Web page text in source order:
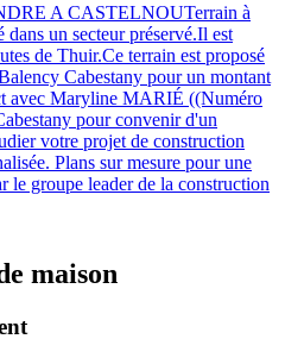
A CASTELNOUTerrain à
dans un secteur préservé.Il est
de Thuir.Ce terrain est proposé
Cabestany pour un montant
avec Maryline MARIÉ ((Numéro
pour convenir d'un
votre projet de construction
Plans sur mesure pour une
le groupe leader de la construction
maison